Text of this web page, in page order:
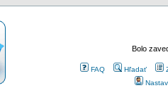
Bolo
FAQ Hľadať